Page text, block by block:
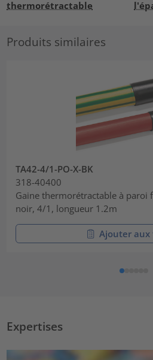
thermorétractable
Produits similaires
TA42-4/1-PO-X-BK
318-40400
Gaine thermorétractable à paroi
noir, 4/1, longueur 1.2m
Ajouter aux
Expertises